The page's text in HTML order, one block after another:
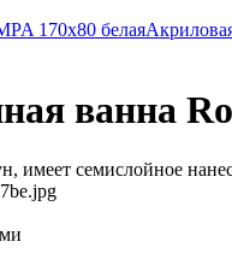
170х80 белая
ванна
имеет семислойное